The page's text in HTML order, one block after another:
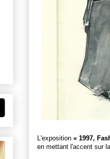
L'exposition « 1997,
en mettant l'accent sur